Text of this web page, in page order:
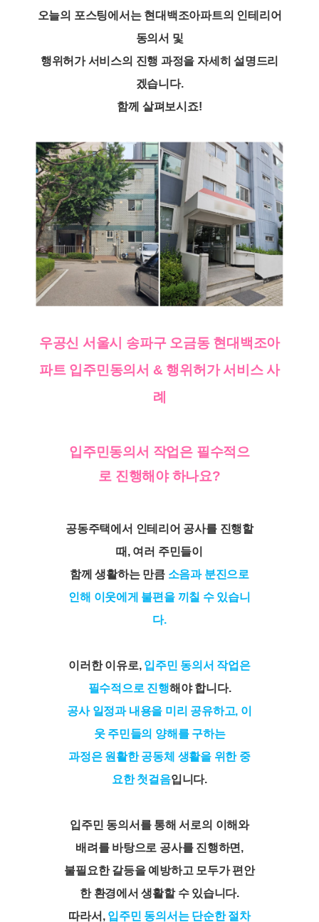
오늘의 포스팅에서는 현대백조아파트의 인테리어
동의서 및
행위허가 서비스의 진행 과정을 자세히 설명드리
겠습니다.
함께 살펴보시죠!
우공신 서울시 송파구 오금동 현대백조아
파트 입주민동의서 & 행위허가 서비스 사
례
입주민동의서 작업은 필수적으
로 진행해야 하나요?
공동주택에서 인테리어 공사를 진행할
때, 여러 주민들이
함께 생활하는 만큼 소음과 분진으로
인해 이웃에게 불편을 끼칠 수 있습니
다.
이러한 이유로, 입주민 동의서 작업은
필수적으로 진행해야 합니다.
공사 일정과 내용을 미리 공유하고, 이
웃 주민들의 양해를 구하는
과정은 원활한 공동체 생활을 위한 중
요한 첫걸음입니다.
입주민 동의서를 통해 서로의 이해와
배려를 바탕으로 공사를 진행하면,
불필요한 갈등을 예방하고 모두가 편안
한 환경에서 생활할 수 있습니다.
따라서, 입주민 동의서는 단순한 절차